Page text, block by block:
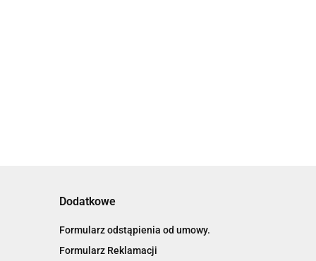
Dodatkowe
Formularz odstąpienia od umowy.
Formularz Reklamacji